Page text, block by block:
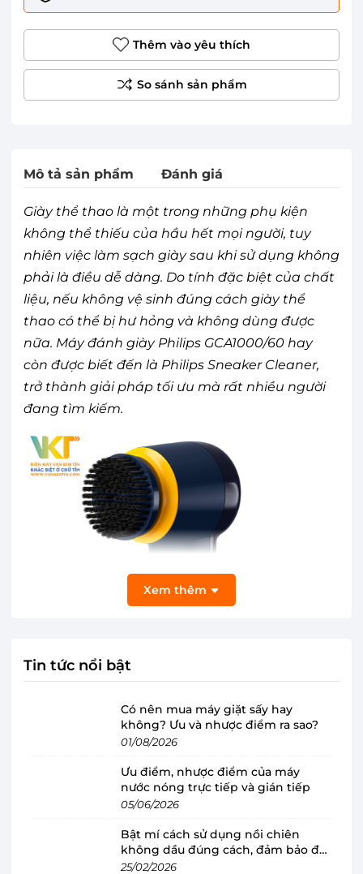
Thêm vào yêu thích
Mô tả sản phẩm Đánh giá
Giày thể thao là một trong những phụ kiện
không thể thiếu của hầu hết mọi người, tuy
nhiên việc làm sạch giày sau khi sử dụng không
phải là điều dễ dàng. Do tính đặc biệt của chất
liệu, nếu không vệ sinh đúng cách giày thể
thao có thể bị hư hỏng và không dùng được
nữa. Máy đánh giày Philips GCA1000/60 hay
còn được biết đến là Philips Sneaker Cleaner,
trở thành giải pháp tối ưu mà rất nhiều người
đang tìm kiếm.
Hiệu suất cao, làm sạch nhanh với bàn
chính là bàn chải xoay tốc độ cao, đạt 500
vòng/phút. Với công nghệ tiên tiến này, thiết bị
Xem thêm
Tin tức nổi bật
Có nên mua máy giặt sấy hay
không? Ưu và nhược điểm ra sao?
01/08/2026
Ưu điểm, nhược điểm của máy
nước nóng trực tiếp và gián tiếp
05/06/2026
Bật mí cách sử dụng nồi chiên
không dầu đúng cách, đảm bảo độ
bền
25/02/2026